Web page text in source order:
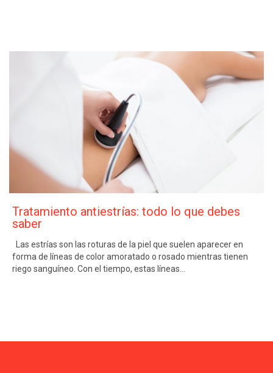
Tratamiento antiestrías: todo lo que debes
saber
Las estrías son las roturas de la piel que suelen aparecer en
forma de líneas de color amoratado o rosado mientras tienen
riego sanguíneo. Con el tiempo, estas líneas…